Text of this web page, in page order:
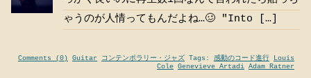
ゃうのが人情ってもんだよね…🥴 "Into […]
Comments (0) Guitar コンテンポラリー・ジャズ Tags: 感動のコード進行
Louis
Cole Genevieve Artadi Adam Ratner